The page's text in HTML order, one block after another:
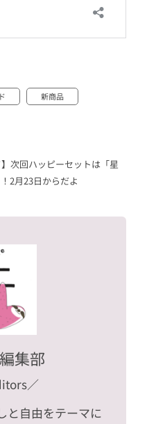
新商品
】次回ハッピーセットは「星
2月23日からだよ
集部
／
と自由をテーマに